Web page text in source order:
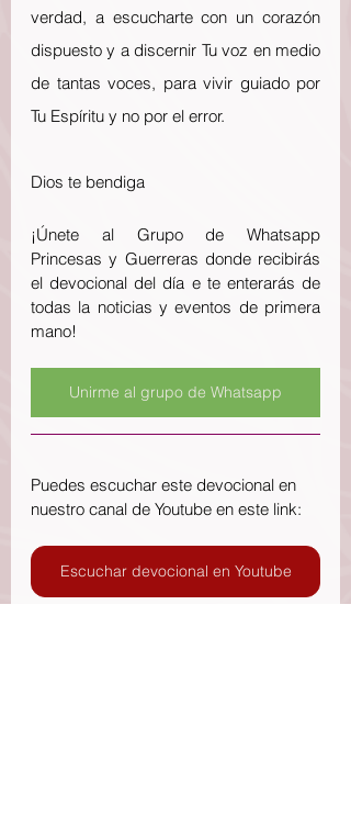
verdad, a escucharte con un corazón
dispuesto y a discernir Tu voz en medio
de tantas voces, para vivir guiado por
Tu Espíritu y no por el error.
Dios te bendiga
¡Únete al Grupo de Whatsapp
Princesas y Guerreras donde recibirás
el devocional del día e te enterarás de
todas la noticias y eventos de primera
mano!
Unirme al grupo de Whatsapp
Puedes escuchar este devocional en
nuestro canal de Youtube en este link:
Escuchar devocional en Youtube